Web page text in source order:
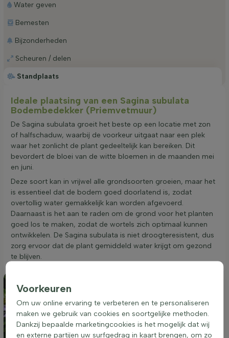
Standplaats
Water geven
Bemesten
Bijzonderheden
Scheuren / delen
Ideale plaatsing van een Sagina subulata
Bodembedekker (Priemvetmuur)
De Sagina subulata groeit het beste op een locatie met zon
of halfschaduw, waarbij de voorkeur uitgaat naar een plek
waar het zonlicht de plant gedeeltelijk kan bereiken. Dit
bevordert de bloei van de witte bloemen in de maanden mei
en juni.
Deze soort kan in vrijwel alle grondsoorten groeien, maar het
is essentieel dat de bodem goed doorlatend is, zodat
overtollig water gemakkelijk kan worden afgevoerd.
Daarnaast is het aan te raden om de grond voor het planten
goed los te maken, zodat de wortels zich optimaal kunnen
ontwikkelen. De Sagina subulata is niet droogteresistent, dus
zorg ervoor dat de plant gemiddeld water krijgt om gezond
te blijven.
Voorkeuren
Om uw online ervaring te verbeteren en te personaliseren
maken we gebruik van cookies en soortgelijke methoden.
Dankzij bepaalde marketingcookies is het mogelijk dat wij
en externe partijen uw surfgedrag in kaart brengen, om zo